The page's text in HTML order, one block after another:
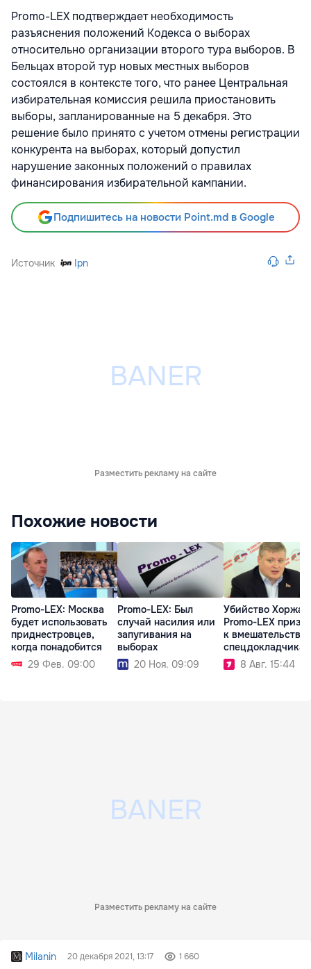
Promo-LEX подтверждает необходимость
разъяснения положений Кодекса о выборах
относительно организации второго тура выборов. В
Бельцах второй тур новых местных выборов
состоялся в контексте того, что ранее Центральная
избирательная комиссия решила приостановить
выборы, запланированные на 5 декабря. Это
решение было принято с учетом отмены регистрации
конкурента на выборах, который допустил
нарушение законных положений о правилах
финансирования избирательной кампании.
Подпишитесь на новости Point.md в Google
Источник Ipn
Разместить рекламу на сайте
Похожие новости
Promo-LEX: Москва
будет использовать
приднестровцев,
когда понадобится
29 Фев. 09:00
Promo-LEX: Был
случай насилия или
запугивания на
выборах
20 Ноя. 09:09
Убийство
Promo-LEX
к вмешательству
спецдокладчика
8 Авг. 15:44
Разместить рекламу на сайте
Milanin 20 декабря 2021, 13:17 1 660